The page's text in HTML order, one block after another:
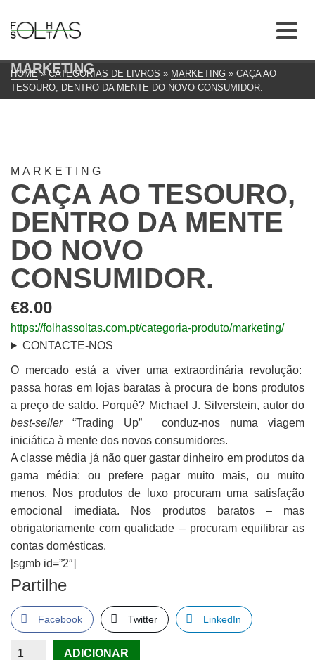
MARKETING
HOME » CATEGORIAS DE LIVROS » MARKETING » CAÇA AO
TESOURO, DENTRO DA MENTE DO NOVO CONSUMIDOR.
MARKETING
CAÇA AO TESOURO,
DENTRO DA MENTE
DO NOVO
CONSUMIDOR.
€8.00
https://folhassoltas.com.pt/categoria-produto/marketing/
CONTACTE-NOS
O mercado está a viver uma extraordinária revolução:
passa horas em lojas baratas à procura de bons produtos
a preço de saldo. Porquê? Michael J. Silverstein, autor do
best-seller“Trading Up” conduz-nos numa viagem
iniciática à mente dos novos consumidores.
A classe média já não quer gastar dinheiro em produtos da
gama média: ou prefere pagar muito mais, ou muito
menos. Nos produtos de luxo procuram uma satisfação
emocional imediata. Nos produtos baratos – mas
obrigatoriamente com qualidade – procuram equilibrar as
contas domésticas.
[sgmb id=”2″]
Partilhe
Facebook Twitter LinkedIn
QuantidadeADICIONAR